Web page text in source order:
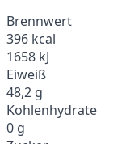
Brennwert
396 kcal
1658 kJ
Eiweiß
48,2 g
Kohlenhydrate
0 g